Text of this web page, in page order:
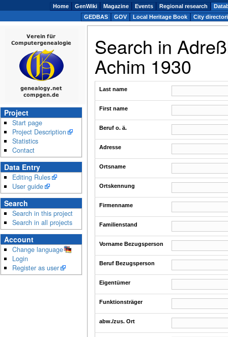
Search in
Achim 1930
Last name
First name
Beruf o. ä.
Adresse
Ortsname
Ortskennung
Firmenname
Familienstand
Vorname Bezugsperson
Beruf Bezugsperson
Eigentümer
Funktionsträger
abw./zus. Ort
Project
Start page
Project Description
Statistics
Contact
Data Entry
Editing Rules
User guide
Search
Search in this project
Search in all projects
Account
Change language
Login
Register as user
Home GenWiki Magazine Events Regional research
GEDBAS
GOV Local Heritage Book City